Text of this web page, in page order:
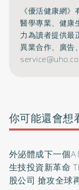
《優活健康網
醫學專業、健康
力為讀者提供最
異業合作、廣告
你可能還會想
外泌體成下一個
生技投資新革命
股公司 搶攻全球